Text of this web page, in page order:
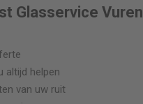
Glasservice Vuren
altijd helpen
van uw ruit